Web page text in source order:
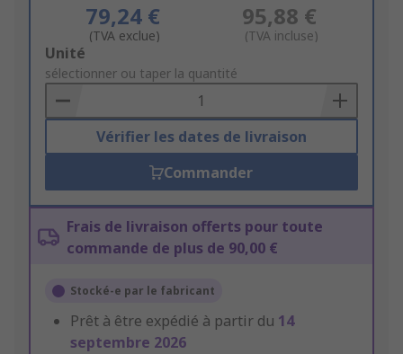
79,24 €
(TVA exclue)
95,88 €
(TVA incluse)
Add
to
Basket
Unité
sélectionner ou taper la quantité
Vérifier les dates de livraison
Commander
Frais de livraison offerts pour toute
commande de plus de 90,00 €
Stocké-e par le fabricant
Prêt à être expédié à partir du 14
septembre 2026